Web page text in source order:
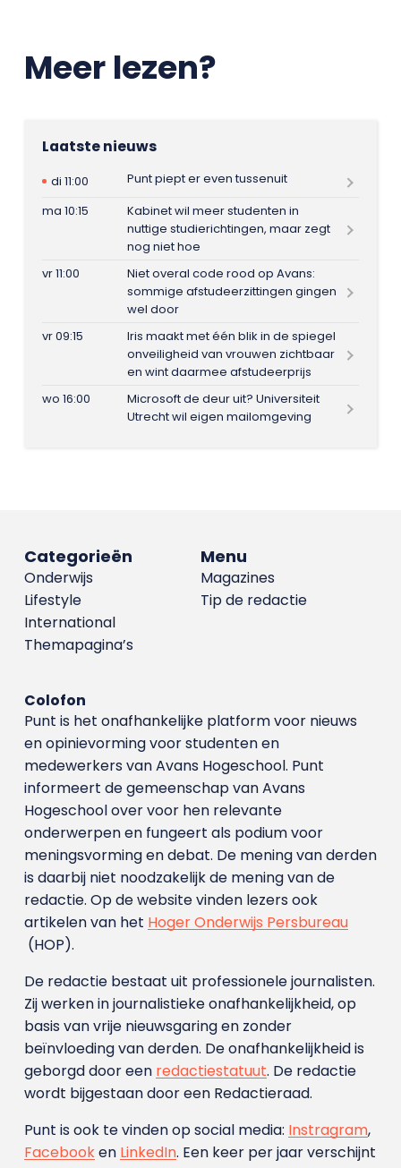
Meer lezen?
Laatste nieuws
di 11:00
Punt piept er even tussenuit
ma 10:15
Kabinet wil meer studenten in
nuttige studierichtingen, maar zegt
nog niet hoe
vr 11:00
Niet overal code rood op Avans:
sommige afstudeerzittingen gingen
wel door
vr 09:15
Iris maakt met één blik in de spiegel
onveiligheid van vrouwen zichtbaar
en wint daarmee afstudeerprijs
wo 16:00
Microsoft de deur uit? Universiteit
Utrecht wil eigen mailomgeving
Menu
Magazines
Tip de redactie
Categorieën
Onderwijs
Lifestyle
International
Themapagina’s
Colofon
Punt is het onafhankelijke platform voor nieuws
en opinievorming voor studenten en
medewerkers van Avans Hoge­school. Punt
informeert de gemeenschap van Avans
Hogeschool over voor hen relevante
onderwerpen en fungeert als podium voor
meningsvorming en debat. De mening van derden
is daarbij niet noodzakelijk de mening van de
redactie. Op de website vinden lezers ook
artikelen van het Hoger Onderwijs Persbureau
(HOP).
De redactie bestaat uit professionele journalisten.
Zij werken in journalistieke onafhankelijkheid, op
basis van vrije nieuwsgaring en zonder
beïnvloeding van derden. De onafhankelijkheid is
geborgd door een redactiestatuut. De redactie
wordt bijgestaan door een Redactieraad.
Punt is ook te vinden op social media: Instragram,
Facebooken LinkedIn. Een keer per jaar verschijnt